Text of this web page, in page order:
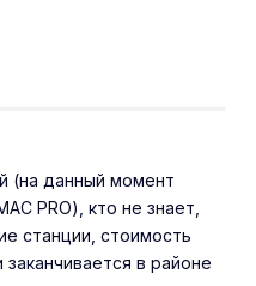
(на данный момент
PRO), кто не знает,
станции, стоимость
в районе